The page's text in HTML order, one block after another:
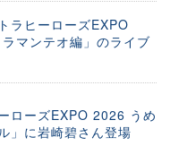
ラヒーローズEXPO
マンテオ編」のライブ
ローズEXPO 2026 うめ
」に岩崎碧さん登場